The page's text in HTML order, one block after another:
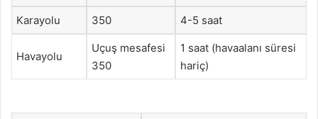
Karayolu 350 4-5 saat
Havayolu
Uçuş mesafesi
350
1 saat (havaalanı süresi
hariç)